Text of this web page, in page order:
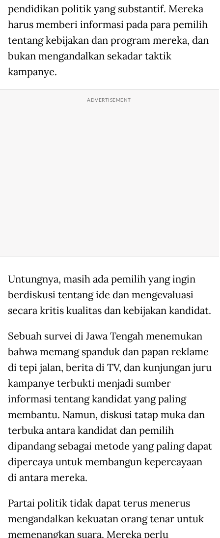
pendidikan politik yang substantif. Mereka
harus memberi informasi pada para pemilih
tentang kebijakan dan program mereka, dan
bukan mengandalkan sekadar taktik
kampanye.
Untungnya, masih ada pemilih yang ingin
berdiskusi tentang ide dan mengevaluasi
secara kritis kualitas dan kebijakan kandidat.
Sebuah survei di Jawa Tengah menemukan
bahwa memang spanduk dan papan reklame
di tepi jalan, berita di TV, dan kunjungan juru
kampanye terbukti menjadi sumber
informasi tentang kandidat yang paling
membantu. Namun, diskusi tatap muka dan
terbuka ​​antara kandidat dan pemilih
dipandang sebagai metode yang paling dapat
dipercaya untuk membangun kepercayaan
di antara mereka.
Partai politik tidak dapat terus menerus
mengandalkan kekuatan orang tenar untuk
memenangkan suara. Mereka perlu